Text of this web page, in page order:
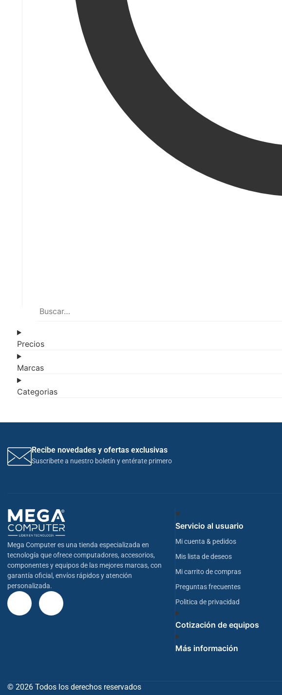
Precios
Marcas
Categorias
Recibe novedades y ofertas exclusivas
Suscribete a nuestro boletín y entérate primero
Mega Computer es una tienda especializada en
tecnología que ofrece computadores, accesorios,
componentes y equipos de las mejores marcas, con
garantía oficial, envíos rápidos y atención
personalizada.
Servicio al usuario
Mi cuenta & pedidos
Mis lista de deseos
Mi carrito de compras
Preguntas frecuentes
Politica de privacidad
Cotización de equipos
Más información
© 2026 Todos los derechos reservados